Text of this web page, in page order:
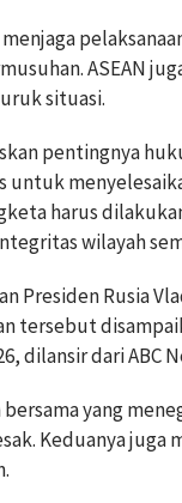
ASEAN
situasi.
pentingnya
harus
wilayah
Presiden Rusia
tersebut
dilansir dari ABC
yang
Keduanya